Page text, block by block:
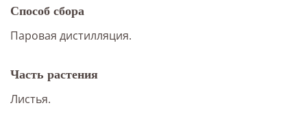
Способ сбора
Паровая дистилляция.
Часть растения
Листья.